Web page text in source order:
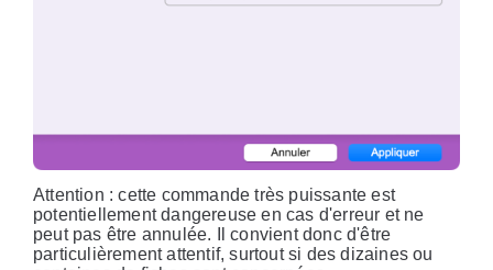
Attention : cette commande très puissante est
potentiellement dangereuse en cas d'erreur et ne
peut pas être annulée. Il convient donc d'être
particulièrement attentif, surtout si des dizaines ou